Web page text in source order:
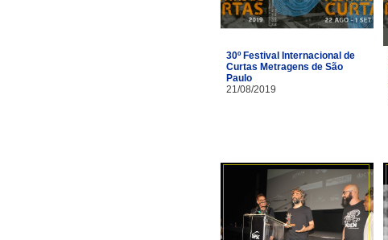
30º Festival Internacional de
Curtas Metragens de São
Paulo
21/08/2019